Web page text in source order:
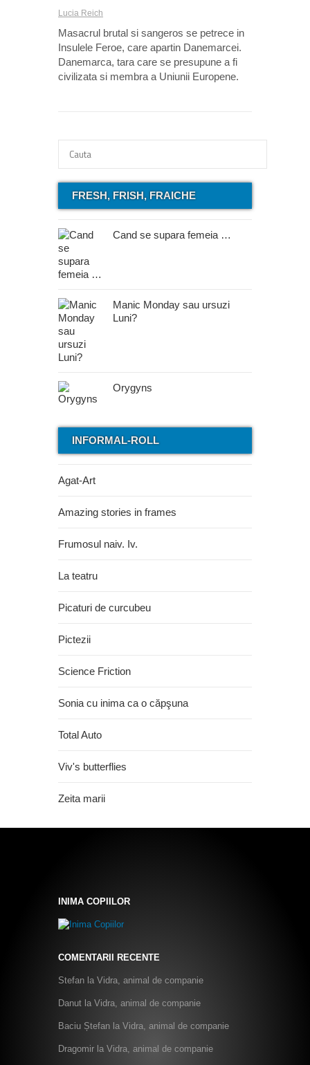
Lucia Reich
Masacrul brutal si sangeros se petrece in
Insulele Feroe, care apartin Danemarcei.
Danemarca, tara care se presupune a fi
civilizata si membra a Uniunii Europene.
FRESH, FRISH, FRAICHE
Cand se supara femeia …
Manic Monday sau ursuzi
Luni?
Orygyns
INFORMAL-ROLL
Agat-Art
Amazing stories in frames
Frumosul naiv. Iv.
La teatru
Picaturi de curcubeu
Pictezii
Science Friction
Sonia cu inima ca o căpşuna
Total Auto
Viv's butterflies
Zeita marii
INIMA COPIILOR
COMENTARII RECENTE
Stefan la Vidra, animal de companie
Danut la Vidra, animal de companie
Baciu Ștefan la Vidra, animal de companie
Dragomir la Vidra, animal de companie